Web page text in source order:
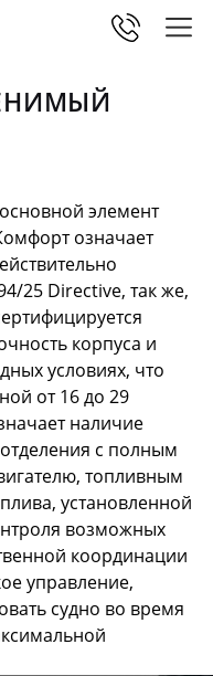
элемент
означает
25 Directive, так же,
корпуса и
условиях, что
от 16 до 29
наличие
с полным
топливным
установленной
возможных
координации
управление,
судно во время